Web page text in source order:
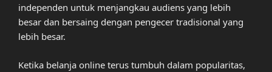
independen untuk menjangkau audiens yang lebih
besar dan bersaing dengan pengecer tradisional yang
lebih besar.
Ketika belanja online terus tumbuh dalam popularitas,